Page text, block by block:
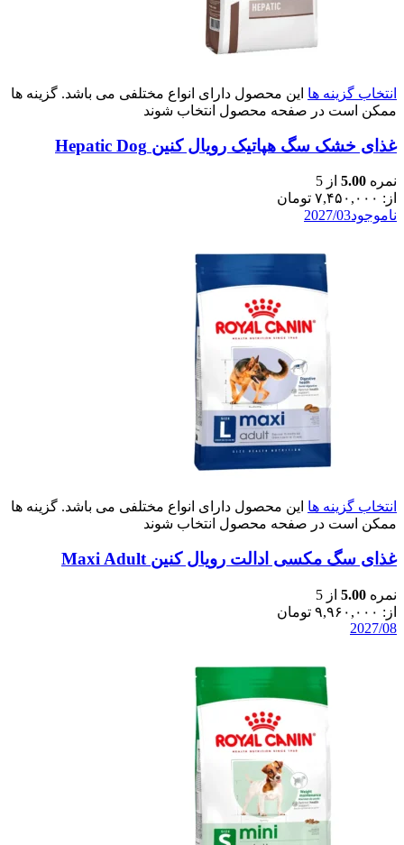
انتخاب گزینه ها این محصول دارای انواع مختلفی می باشد. گزینه ها
ممکن است در صفحه محصول انتخاب شوند
غذای خشک سگ هپاتیک رویال کنین Hepatic Dog
نمره 5.00 از 5
از: ۷,۴۵۰,۰۰۰ تومان
ناموجود2027/03
انتخاب گزینه ها این محصول دارای انواع مختلفی می باشد. گزینه ها
ممکن است در صفحه محصول انتخاب شوند
غذای سگ مکسی ادالت رویال کنین Maxi Adult
نمره 5.00 از 5
از: ۹,۹۶۰,۰۰۰ تومان
2027/08